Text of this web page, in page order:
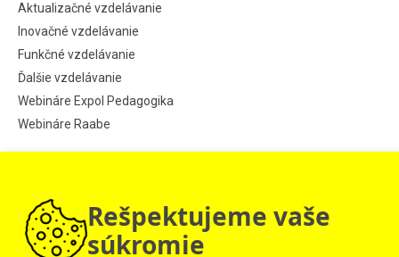
Aktualizačné vzdelávanie
Inovačné vzdelávanie
Funkčné vzdelávanie
Ďalšie vzdelávanie
Webináre Expol Pedagogika
Webináre Raabe
Návod pre jednotlivcov
Návod pre školy
Rešpektujeme vaše
súkromie